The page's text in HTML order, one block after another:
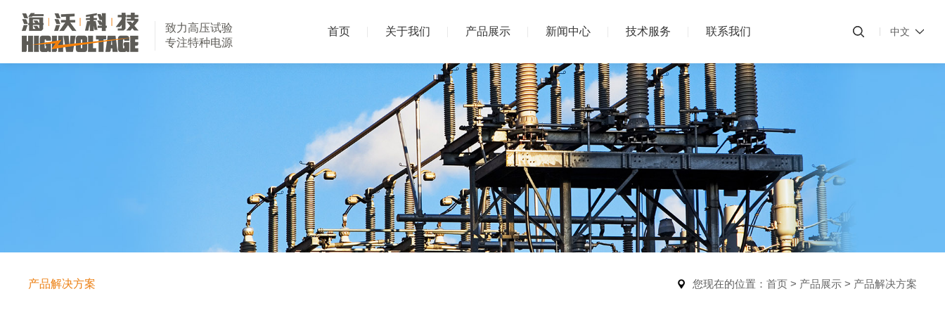
致力高压试验
专注特种电源
首页 关于我们 产品展示 新闻中心 技术服务 联系我们 中文
产品解决方案 您现在的位置： 首页> 产品展示> 产品解决方案